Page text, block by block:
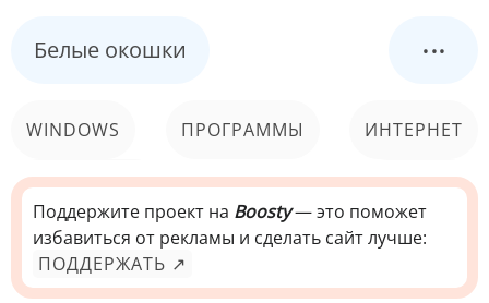
Белые окошки ...
WINDOWS ПРОГРАММЫ ИНТЕРНЕТ
КОМПЬЮТЕР
СИСТЕМА
Поддержите проект на Boosty— это поможет
избавиться от рекламы и сделать сайт лучше:
ПОДДЕРЖАТЬ ↗